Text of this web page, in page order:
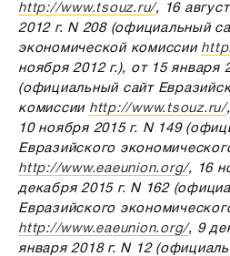
http://www.tsouz.ru/, 16
2012 г. N 208 (официальный
экономической комиссии
ноября 2012 г.), от 15 января
(официальный сайт
комиссии http://www.tsouz.ru/
10 ноября 2015 г. N 149
Евразийского
http://www.eaeunion.org/, 16
декабря 2015 г. N 162
Евразийского
http://www.eaeunion.org/, 9
января 2018 г. N 12